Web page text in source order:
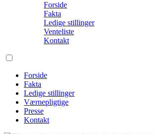
Forside
Fakta
Ledige stillinger
Venteliste
Kontakt
Forside
Fakta
Ledige stillinger
Værnepligtige
Presse
Kontakt